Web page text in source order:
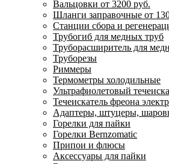
Вальцовки от 3200 руб.
Шланги заправочные от
Станции сбора и
Трубогиб для медных труб
Труборасширитель для
Труборезы
Риммеры
Термометры холодильные
Ультрафиолетовый
Течеискатель фреона
Адаптеры, штуцеры,
Горелки для пайки
Горелки Bernzomatic
Припои и флюсы
Аксессуары для пайки